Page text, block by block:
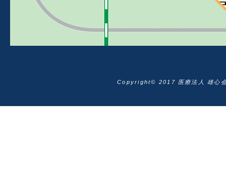
Copyright© 2017 医療法人 雄心